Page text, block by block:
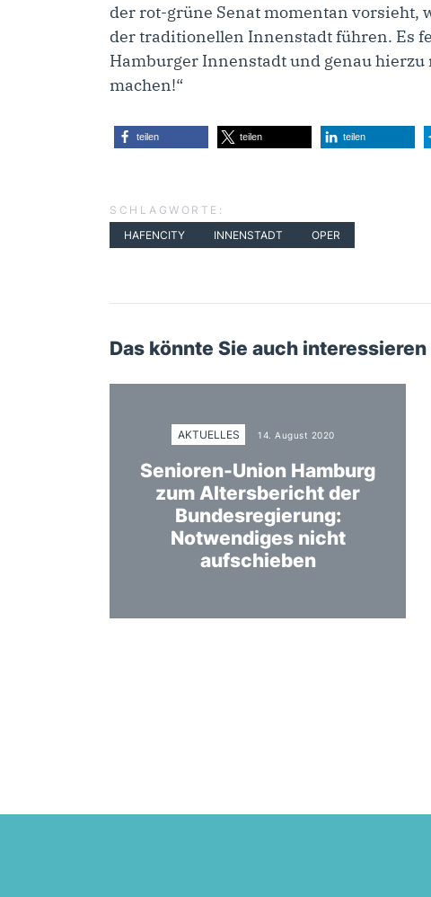
der rot-grüne Senat momentan vorsieht,
der traditionellen Innenstadt führen. Es
Hamburger Innenstadt und genau
machen!“
teilen teilen teilen
SCHLAGWORTE:
HAFENCITY
INNENSTADT OPER
Das könnte Sie auch interessieren
AKTUELLES 14. August 2020
Senioren-Union Hamburg
zum Altersbericht der
Bundesregierung:
Notwendiges nicht
aufschieben